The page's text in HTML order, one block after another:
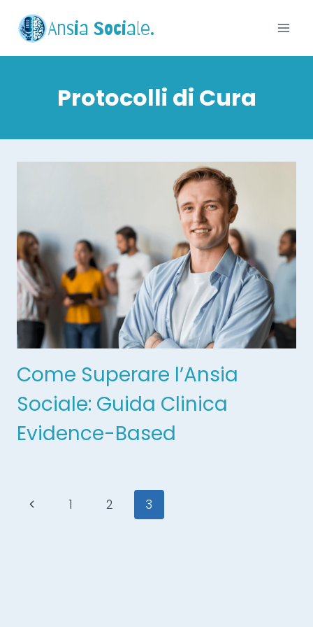
Ansia Sociale.
Protocolli di Cura
Come Superare l’Ansia
Sociale: Guida Clinica
Evidence-Based
1 2 3